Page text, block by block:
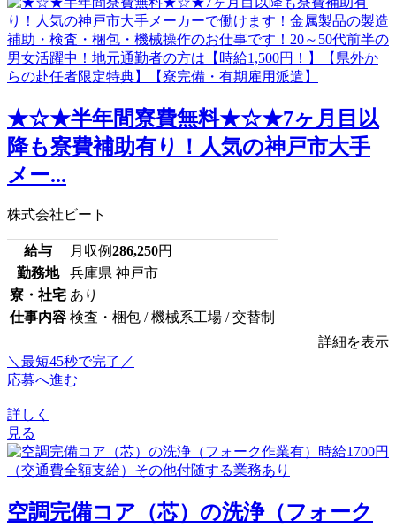
★☆★半年間寮費無料★☆★7ヶ月目以
降も寮費補助有り！人気の神戸市大手
メー...
株式会社ビート
給与 月収例286,250円
勤務地
兵庫県 神戸市
寮・社宅 あり
仕事内容 検査・梱包 / 機械系工場 / 交替制
詳細を表示
＼最短45秒で完了／
応募へ進む
詳しく
見る
空調完備コア（芯）の洗浄（フォーク